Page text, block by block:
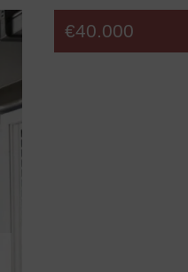
€40.000